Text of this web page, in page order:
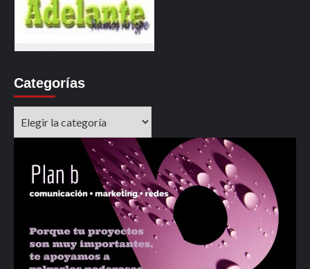
Categorías